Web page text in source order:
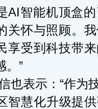
AI智能机顶盒
关怀与照顾。
享受到科技带
。”
也表示：“作为
智慧化升级提